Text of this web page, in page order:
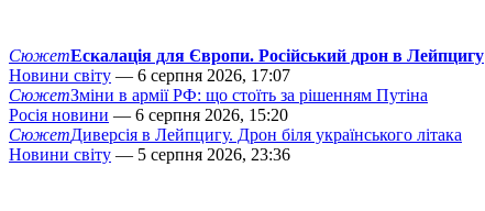
СюжетЕскалація для Європи. Російський дрон в Лейпцигу
Новини світу — 6 серпня 2026, 17:07
СюжетЗміни в армії РФ: що стоїть за рішенням Путіна
Росія новини — 6 серпня 2026, 15:20
СюжетДиверсія в Лейпцигу. Дрон біля українського літака
Новини світу — 5 серпня 2026, 23:36